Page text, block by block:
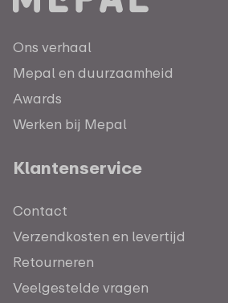
Ons verhaal
Mepal en duurzaamheid
Awards
Werken bij Mepal
Klantenservice
Contact
Verzendkosten en levertijd
Retourneren
Veelgestelde vragen